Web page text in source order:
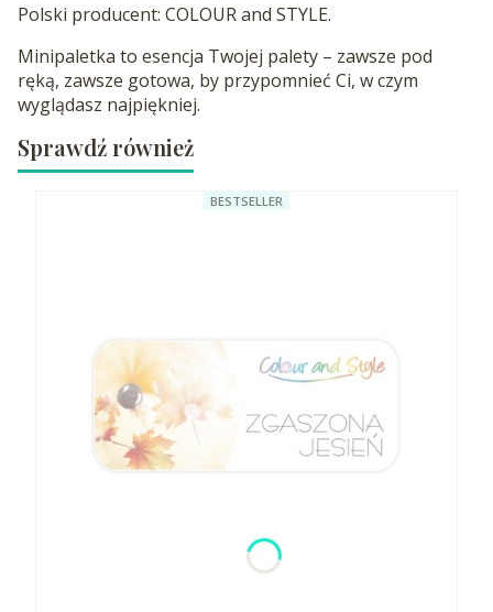
Polski producent: COLOUR and STYLE.
Minipaletka to esencja Twojej palety – zawsze pod
ręką, zawsze gotowa, by przypomnieć Ci, w czym
wyglądasz najpiękniej.
Sprawdź również
BESTSELLER